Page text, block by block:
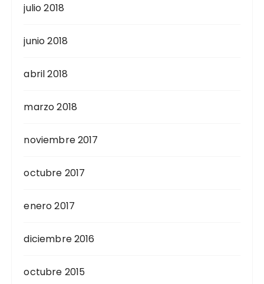
julio 2018
junio 2018
abril 2018
marzo 2018
noviembre 2017
octubre 2017
enero 2017
diciembre 2016
octubre 2015